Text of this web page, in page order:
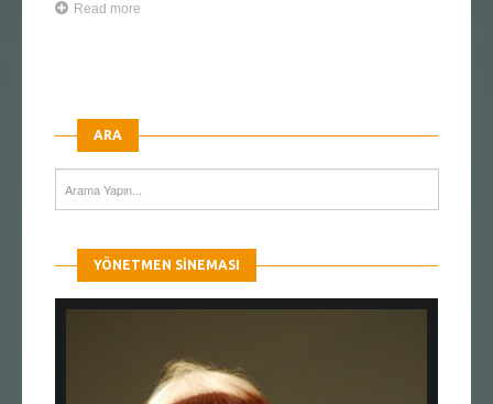
Read more
ARA
YÖNETMEN SINEMASI